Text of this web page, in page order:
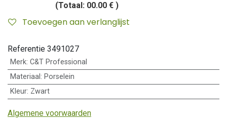
(Totaal: 00.00 € )
Toevoegen aan verlanglijst
Referentie 3491027
Merk: C&T Professional
Materiaal: Porselein
Kleur: Zwart
Algemene voorwaarden